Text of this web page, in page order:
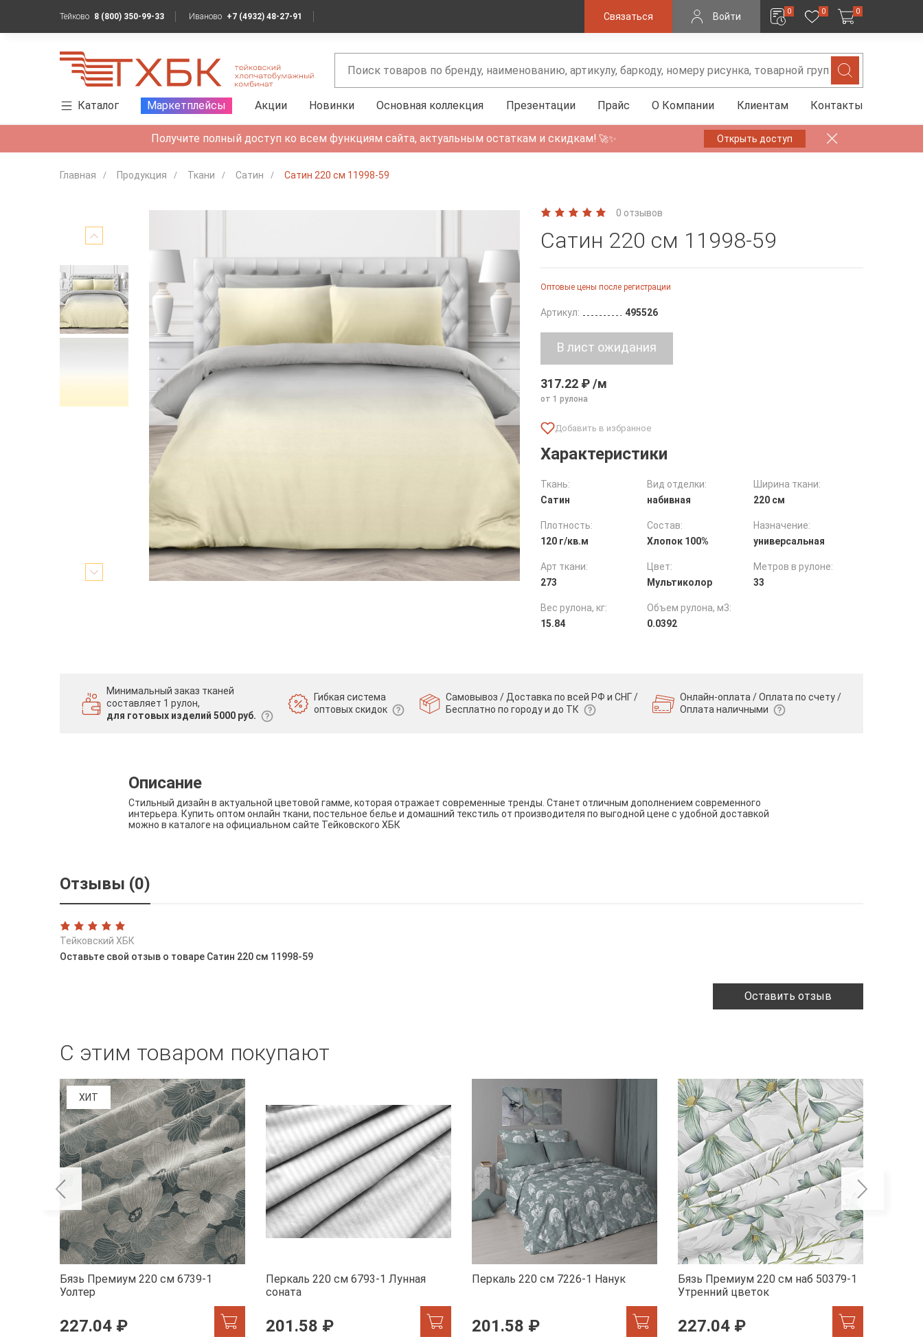
Тейково 8 (800) 350-99-33 Иваново +7 (4932) 48-27-91 Связаться Войти 0 0 0
Каталог Маркетплейсы Акции Новинки Основная коллекция Презентации Прайс О Компании Клиентам Контакты
Получите полный доступ ко всем функциям сайта, актуальным остаткам и скидкам! 🚀✨ Открыть доступ
Главная Продукция Ткани Сатин Сатин 220 см 11998-59
0 отзывов
Сатин 220 см 11998-59
Оптовые цены после регистрации
Артикул: 495526
317.22 ₽ /м
от 1 рулона
Характеристики
Ткань:
Сатин
Вид отделки:
набивная
Ширина ткани:
220 см
Плотность:
120 г/кв.м
Состав:
Хлопок 100%
Назначение:
универсальная
Арт ткани:
273
Цвет:
Мультиколор
Метров в рулоне:
33
Вес рулона, кг:
15.84
Объем рулона, м3:
0.0392
Минимальный заказ тканей
составляет 1 рулон,
для готовых изделий 5000 руб.
Гибкая система
оптовых скидок
Самовывоз / Доставка по всей РФ и СНГ /
Бесплатно по городу и до ТК
Онлайн-оплата / Оплата по счету /
Оплата наличными
Описание
Стильный дизайн в актуальной цветовой гамме, которая отражает современные тренды. Станет отличным дополнением современного
интерьера. Купить оптом онлайн ткани, постельное белье и домашний текстиль от производителя по выгодной цене с удобной доставкой
можно в каталоге на официальном сайте Тейковского ХБК
Отзывы (0)
Тейковский ХБК
Оставьте свой отзыв о товаре Сатин 220 см 11998-59
Оставить отзыв
С этим товаром покупают
ХИТ
Бязь Премиум 220 см 6739-1
Уолтер
227.04 ₽
Перкаль 220 см 6793-1 Лунная
соната
201.58 ₽
Перкаль 220 см 7226-1 Нанук
201.58 ₽
Бязь Премиум 220 см наб 50379-1
Утренний цветок
227.04 ₽